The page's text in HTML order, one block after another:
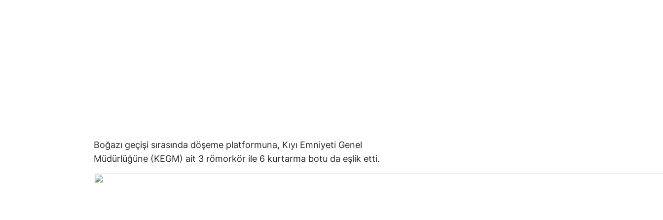
Boğazı geçişi sırasında döşeme platformuna, Kıyı Emniyeti Genel
Müdürlüğüne (KEGM) ait 3 römorkör ile 6 kurtarma botu da eşlik etti.